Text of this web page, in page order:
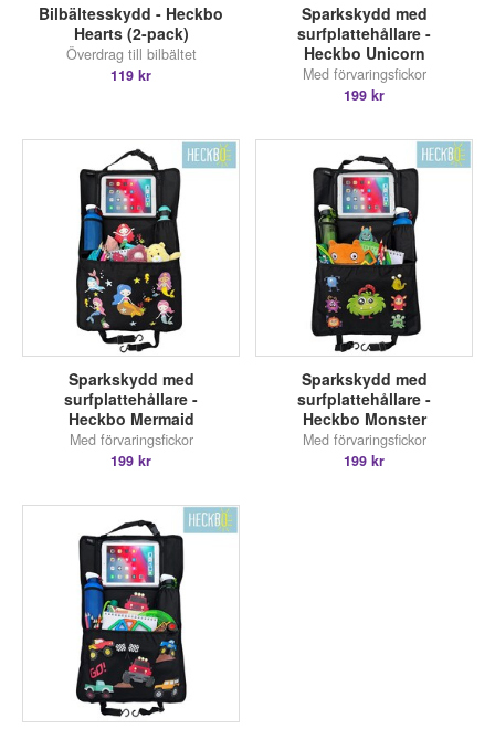
Bilbältesskydd - Heckbo
Hearts (2-pack)
Överdrag till bilbältet
119 kr
Sparkskydd med
surfplattehållare -
Heckbo Unicorn
Med förvaringsfickor
199 kr
Sparkskydd med
surfplattehållare -
Heckbo Mermaid
Med förvaringsfickor
199 kr
Sparkskydd med
surfplattehållare -
Heckbo Monster
Med förvaringsfickor
199 kr